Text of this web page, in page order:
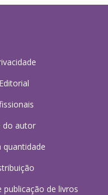
do autor
quantidade
publicação de livros